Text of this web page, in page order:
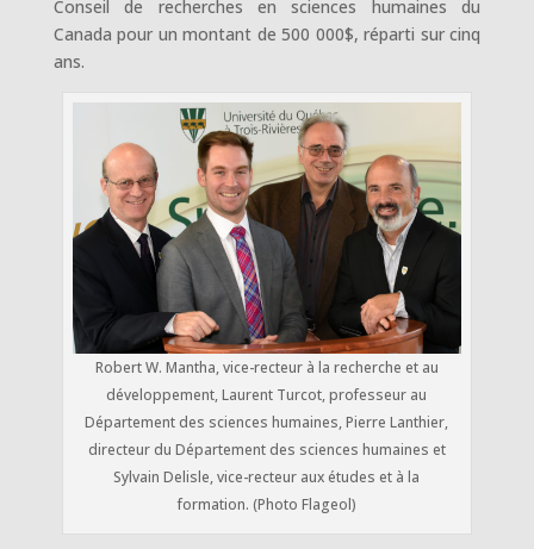
Conseil de recherches en sciences humaines du
Canada pour un montant de 500 000$, réparti sur cinq
ans.
Robert W. Mantha, vice-recteur à la recherche et au
développement, Laurent Turcot, professeur au
Département des sciences humaines, Pierre Lanthier,
directeur du Département des sciences humaines et
Sylvain Delisle, vice-recteur aux études et à la
formation. (Photo Flageol)